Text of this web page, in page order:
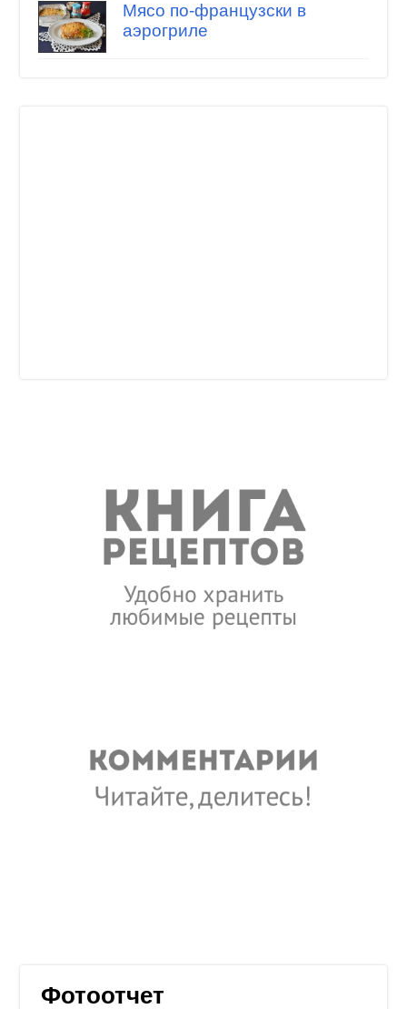
Мясо по-французски в
аэрогриле
Фотоотчет